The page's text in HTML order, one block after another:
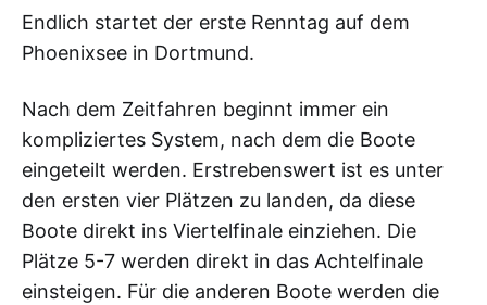
Endlich startet der erste Renntag auf dem
Phoenixsee in Dortmund.
Nach dem Zeitfahren beginnt immer ein
kompliziertes System, nach dem die Boote
eingeteilt werden. Erstrebenswert ist es unter
den ersten vier Plätzen zu landen, da diese
Boote direkt ins Viertelfinale einziehen. Die
Plätze 5-7 werden direkt in das Achtelfinale
einsteigen. Für die anderen Boote werden die